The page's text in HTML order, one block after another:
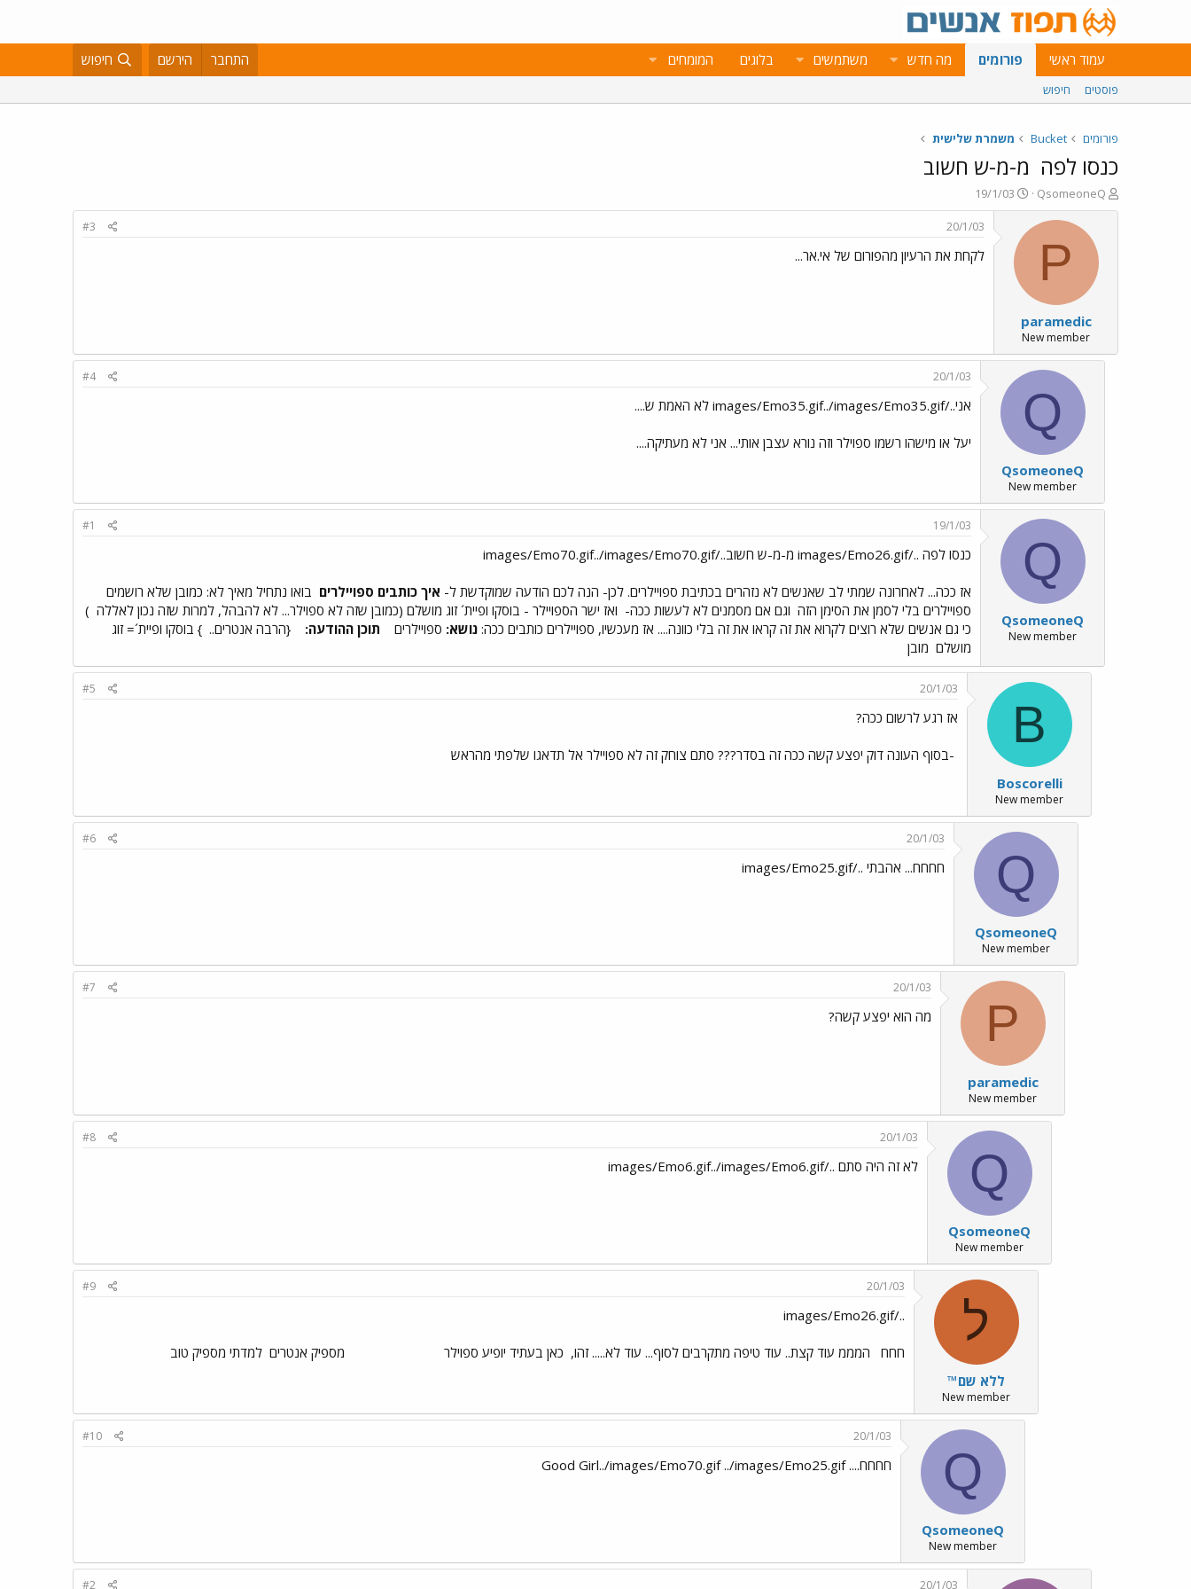
עמוד ראשי פורומים מה חדש משתמשים בלוגים המומחים התחבר הירשם חיפוש
פוסטים חיפוש
פורומים Bucket משמרת שלישית
כנסו לפה מ-מ-ש חשוב
פ
ו
QsomeoneQ
פ
ו
ם
ב
ך
19/1/03
P
paramedic
New member
20/1/03
#3
לקחת את הרעיון מהפורום של אי.אר...
Q
QsomeoneQ
New member
20/1/03
#4
אני../images/Emo35.gif../images/Emo35.gif לא האמת ש....
יעל או מישהו רשמו ספוילר וזה נורא עצבן אותי... אני לא מעתיקה....
Q
QsomeoneQ
New member
19/1/03
#1
כנסו לפה ../images/Emo26.gif מ-מ-ש חשוב../images/Emo70.gif../images/Emo70.gif
אז ככה... לאחרונה שמתי לב שאנשים לא נזהרים בכתיבת ספויילרים. לכן- הנה לכם הודעה שמוקדשת ל- איך כותבים ספויילרים בואו נתחיל מאיך לא: כמובן שלא רושמים
ספויילרים בלי לסמן את הסימן הזה וגם אם מסמנים לא לעשות ככה- ואז ישר הספויילר - בוסקו ופיית´ זוג מושלם (כמובן שזה לא ספוילר... לא להבהל, למרות שזה נכון לאללה )
כי גם אנשים שלא רוצים לקרוא את זה קראו את זה בלי כוונה.... אז מעכשיו, ספויילרים כותבים ככה: נושא: ספויילרים תוכן ההודעה: {הרבה אנטרים.. } בוסקו ופיית´= זוג
מושלם מובן
B
Boscorelli
New member
20/1/03
#5
אז רגע לרשום ככה?
-בסוף העונה דוק יפצע קשה ככה זה בסדר??? סתם צוחק זה לא ספויילר אל תדאגו שלפתי מהראש
Q
QsomeoneQ
New member
20/1/03
#6
חחחח... אהבתי ../images/Emo25.gif
P
paramedic
New member
20/1/03
#7
מה הוא יפצע קשה?
Q
QsomeoneQ
New member
20/1/03
#8
לא זה היה סתם ../images/Emo6.gif../images/Emo6.gif
ל
ללא שם™
New member
20/1/03
#9
../images/Emo26.gif
חחח המממ עוד קצת.. עוד טיפה מתקרבים לסוף... עוד לא..... זהו, כאן בעתיד יופיע ספוילר מספיק אנטרים למדתי מספיק טוב
Q
QsomeoneQ
New member
20/1/03
#10
חחחח.... Good Girl../images/Emo70.gif ../images/Emo25.gif
20/1/03
#2